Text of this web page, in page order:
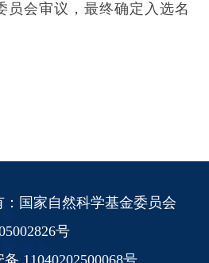
员会审议，最终确定入选名
：国家自然科学基金委员会
号
11040202500068号